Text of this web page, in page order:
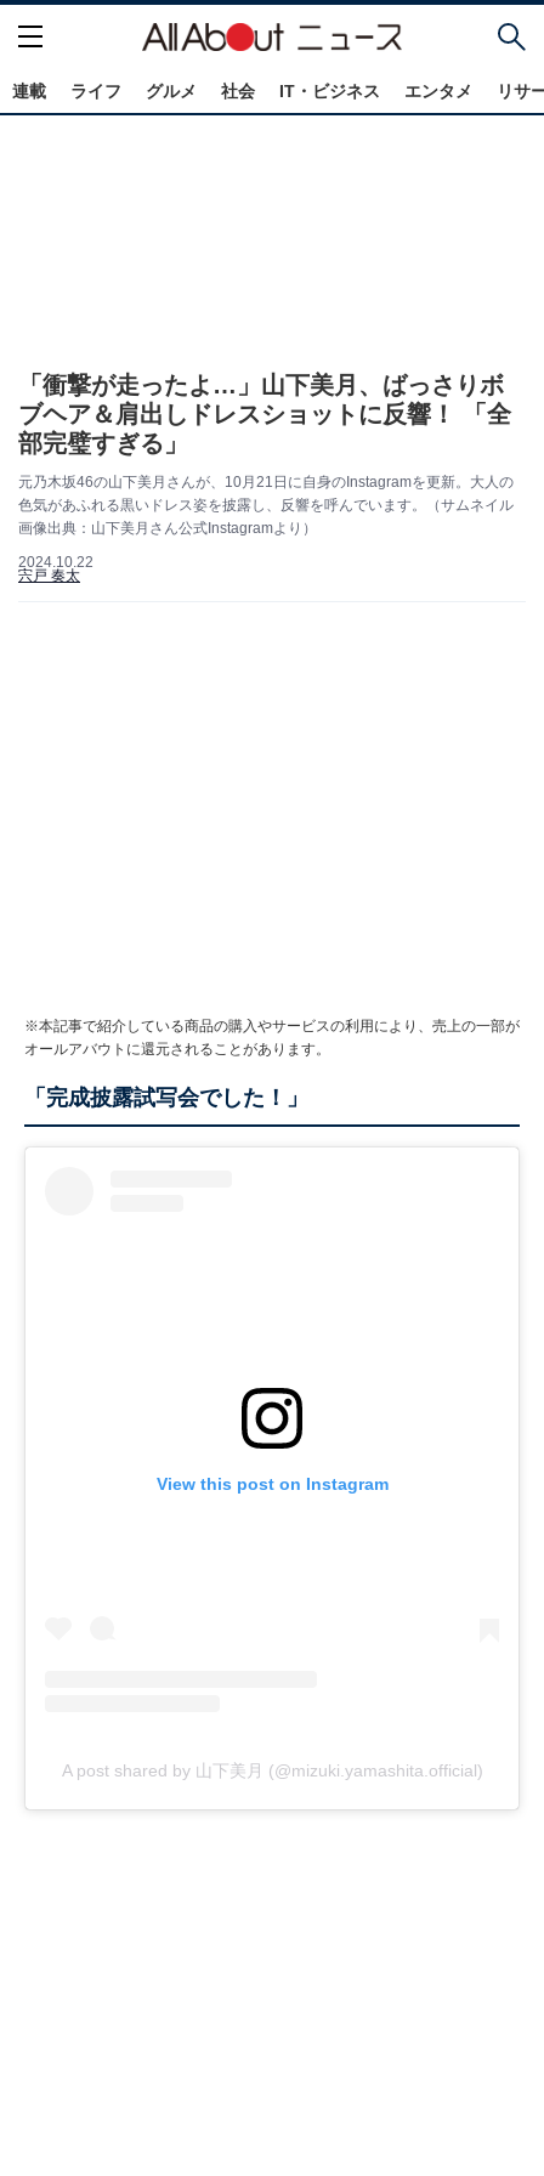
連載 ライフ グルメ 社会 IT・ビジネス エンタメ リサ
「衝撃が走ったよ…」山下美月、ばっさりボ
ブヘア＆肩出しドレスショットに反響！ 「全
部完璧すぎる」
元乃木坂46の山下美月さんが、10月21日に自身のInstagramを更新。大人の
色気があふれる黒いドレス姿を披露し、反響を呼んでいます。（サムネイル
画像出典：山下美月さん公式Instagramより）
2024.10.22
宍戸 奏太
※本記事で紹介している商品の購入やサービスの利用により、売上の一部が
オールアバウトに還元されることがあります。
「完成披露試写会でした！」
View this post on Instagram
A post shared by 山下美月 (@mizuki.yamashita.official)